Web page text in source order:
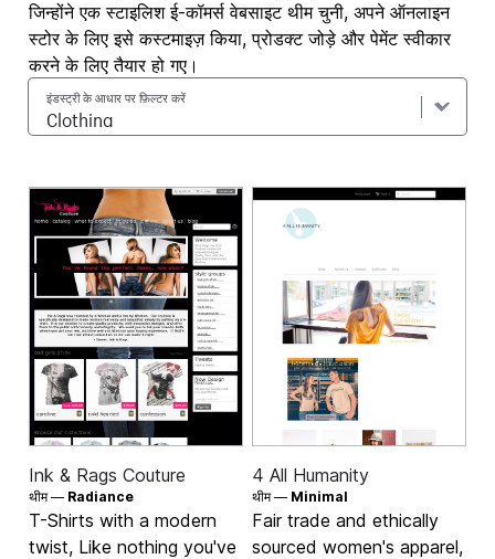
जिन्होंने एक स्टाइलिश ई-कॉमर्स वेबसाइट थीम चुनी, अपने ऑनलाइन
स्टोर के लिए इसे कस्टमाइज़ किया, प्रोडक्ट जोड़े और पेमेंट स्वीकार
करने के लिए तैयार हो गए।
इंडस्ट्री के आधार पर फ़िल्टर करें
Ink & Rags Couture
थीम — Radiance
T-Shirts with a modern
twist, Like nothing you've
4 All Humanity
थीम — Minimal
Fair trade and ethically
sourced women's apparel,